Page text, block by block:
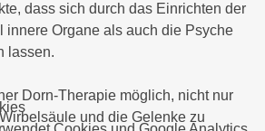
dass sich durch das Einrichten der
innere Organe als auch die Psyche
lassen.
Dorn-Therapie möglich, nicht nur
und die Gelenke zu